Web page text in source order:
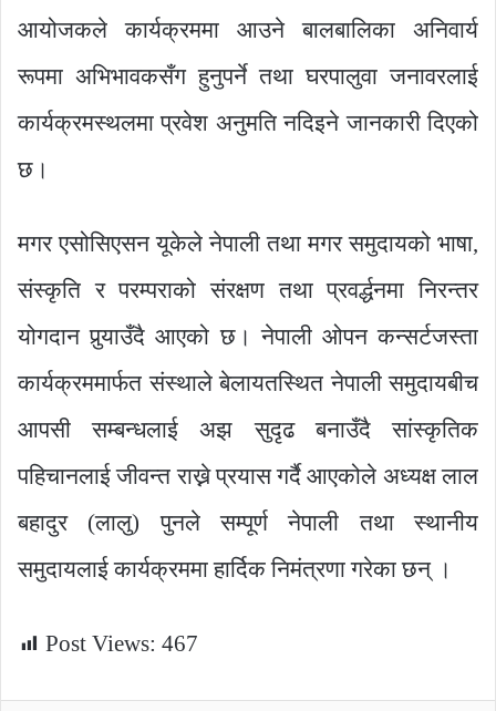
आयोजकले कार्यक्रममा आउने बालबालिका अनिवार्य
रूपमा अभिभावकसँग हुनुपर्ने तथा घरपालुवा जनावरलाई
कार्यक्रमस्थलमा प्रवेश अनुमति नदिइने जानकारी दिएको
छ।
मगर एसोसिएसन यूकेले नेपाली तथा मगर समुदायको भाषा,
संस्कृति र परम्पराको संरक्षण तथा प्रवर्द्धनमा निरन्तर
योगदान पुर्‍याउँदै आएको छ। नेपाली ओपन कन्सर्टजस्ता
कार्यक्रममार्फत संस्थाले बेलायतस्थित नेपाली समुदायबीच
आपसी सम्बन्धलाई अझ सुदृढ बनाउँदै सांस्कृतिक
पहिचानलाई जीवन्त राख्ने प्रयास गर्दै आएकोले अध्यक्ष लाल
बहादुर (लालु) पुनले सम्पूर्ण नेपाली तथा स्थानीय
समुदायलाई कार्यक्रममा हार्दिक निमंत्रणा गरेका छन् ।
Post Views: 467